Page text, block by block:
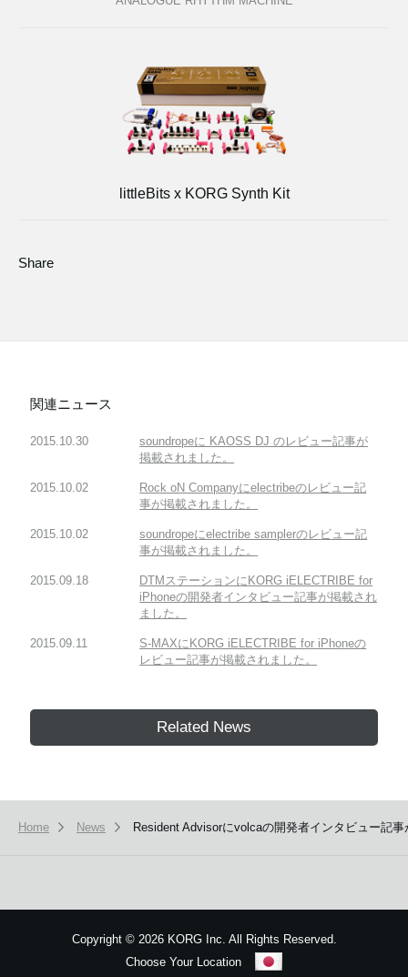
littleBits x KORG Synth Kit
Share
関連ニュース
2015.10.30
soundropeに KAOSS DJ のレビュー記事が
掲載されました。
2015.10.02
Rock oN Companyにelectribeのレビュー記
事が掲載されました。
2015.10.02
soundropeにelectribe samplerのレビュー記
事が掲載されました。
2015.09.18
DTMステーションにKORG iELECTRIBE for
iPhoneの開発者インタビュー記事が掲載され
ました。
2015.09.11
S-MAXにKORG iELECTRIBE for iPhoneの
レビュー記事が掲載されました。
Related News
Home News Resident Advisorにvolcaの開発者インタビュー記
Copyright ©2026 KORG Inc. All Rights Reserved.
Choose Your Location